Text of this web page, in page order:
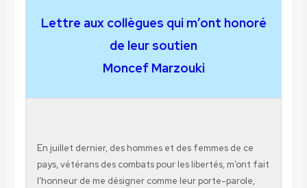
Lettre aux collègues qui m’ont honoré
de leur soutien
Moncef Marzouki
En juillet dernier, des hommes et des femmes de ce
pays, vétérans des combats pour les libertés, m’ont fait
l’honneur de me désigner comme leur porte-parole,